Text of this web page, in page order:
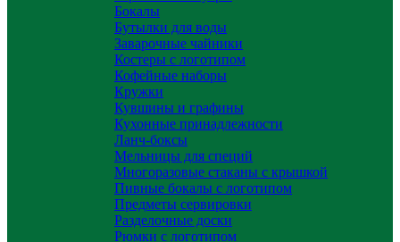
Бокалы
Бутылки для воды
Заварочные чайники
Костеры с логотипом
Кофейные наборы
Кружки
Кувшины и графины
Кухонные принадлежности
Ланч-боксы
Мельницы для специй
Многоразовые стаканы с крышкой
Пивные бокалы с логотипом
Предметы сервировки
Разделочные доски
Рюмки с логотипом